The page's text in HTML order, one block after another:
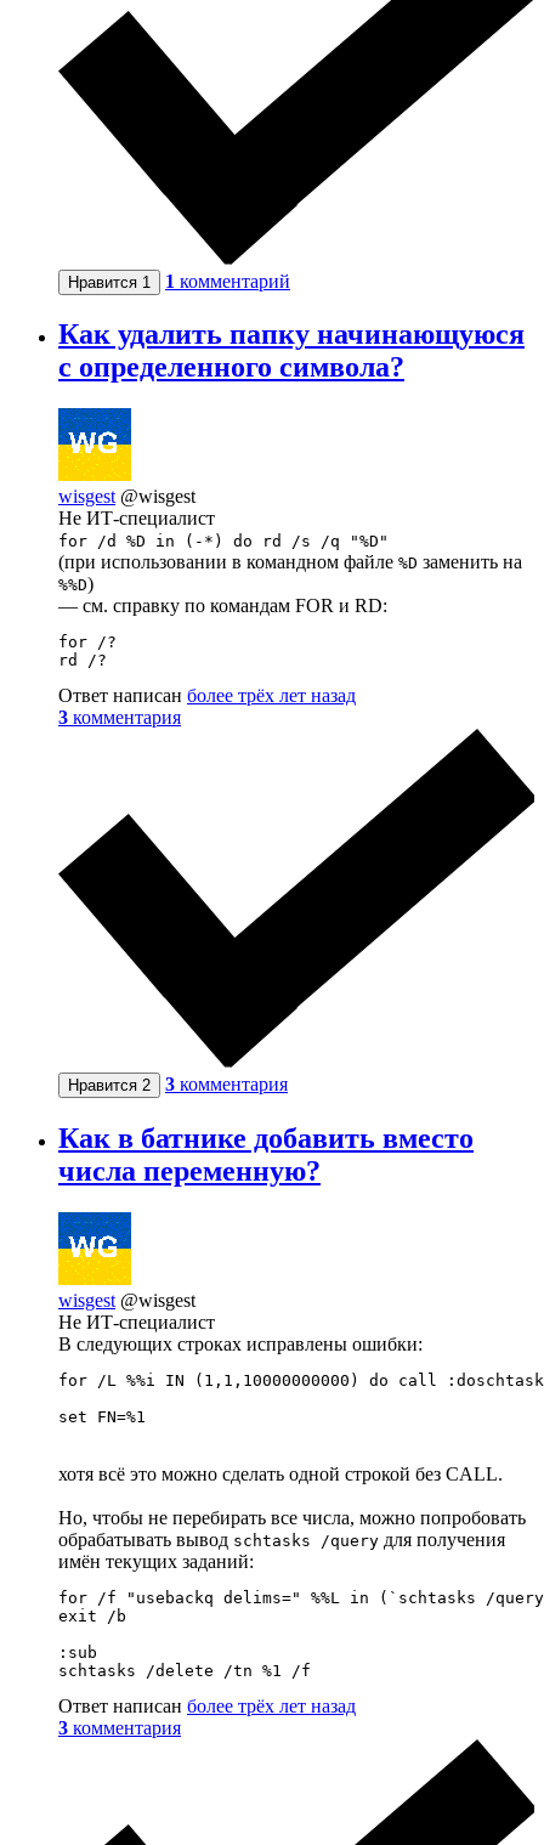
Нравится 1 1 комментарий
Как удалить папку начинающуюся
с определенного символа?
wisgest @wisgest
Не ИТ-специалист
for /d %D in (-*) do rd /s /q "%D"
(при использовании в командном файле %D заменить на
%%D)
— см. справку по командам FOR и RD:
for /?
rd /?
Ответ написан более трёх лет назад
3 комментария
Нравится 2 3 комментария
Как в батнике добавить вместо
числа переменную?
wisgest @wisgest
Не ИТ-специалист
В следующих строках исправлены ошибки:
for /L %%i IN (1,1,10000000000) do call
set FN=%1
хотя всё это можно сделать одной строкой без CALL.
Но, чтобы не перебирать все числа, можно попробовать
обрабатывать вывод schtasks /query для получения
имён текущих заданий:
for /f "usebackq delims=" %%L in (`schtasks /
exit /b
:sub
schtasks /delete /tn %1 /f
Ответ написан более трёх лет назад
3 комментария